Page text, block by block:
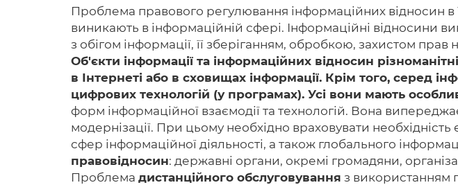
Проблема правового регулювання інформаційних відносин в
виникають в інформаційній сфері. Інформаційні відносини
з обігом інформації, її зберіганням, обробкою, захистом
Об'єкти інформації та інформаційних відносин
в Інтернеті або в сховищах інформації. Крім того, серед
цифрових технологій (у програмах). Усі вони мають
форм інформаційної взаємодії та технологій. Вона
модернізації. При цьому необхідно враховувати
сфер інформаційної діяльності, а також глобального
правовідносин: державні органи, окремі громадяни,
Проблема дистанційного обслуговування з використанням